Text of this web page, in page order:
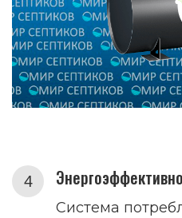
Система